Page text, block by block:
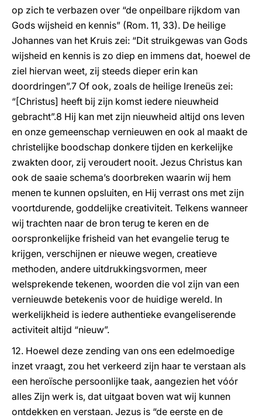
op zich te verbazen over “de onpeilbare rijkdom van
Gods wijsheid en kennis” (Rom. 11, 33). De heilige
Johannes van het Kruis zei: “Dit struikgewas van Gods
wijsheid en kennis is zo diep en immens dat, hoewel de
ziel hiervan weet, zij steeds dieper erin kan
doordringen”.7 Of ook, zoals de heilige Ireneüs zei:
“[Christus] heeft bij zijn komst iedere nieuwheid
gebracht”.8 Hij kan met zijn nieuwheid altijd ons leven
en onze gemeenschap vernieuwen en ook al maakt de
christelijke boodschap donkere tijden en kerkelijke
zwakten door, zij veroudert nooit. Jezus Christus kan
ook de saaie schema’s doorbreken waarin wij hem
menen te kunnen opsluiten, en Hij verrast ons met zijn
voortdurende, goddelijke creativiteit. Telkens wanneer
wij trachten naar de bron terug te keren en de
oorspronkelijke frisheid van het evangelie terug te
krijgen, verschijnen er nieuwe wegen, creatieve
methoden, andere uitdrukkingsvormen, meer
welsprekende tekenen, woorden die vol zijn van een
vernieuwde betekenis voor de huidige wereld. In
werkelijkheid is iedere authentieke evangeliserende
activiteit altijd “nieuw”.
12. Hoewel deze zending van ons een edelmoedige
inzet vraagt, zou het verkeerd zijn haar te verstaan als
een heroïsche persoonlijke taak, aangezien het vóór
alles Zijn werk is, dat uitgaat boven wat wij kunnen
ontdekken en verstaan. Jezus is “de eerste en de